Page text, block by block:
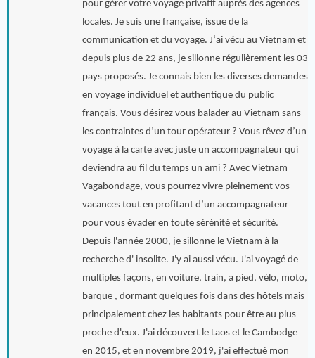
pour gérer votre voyage privatif auprès des agences
locales. Je suis une française, issue de la
communication et du voyage. J‘ai vécu au Vietnam et
depuis plus de 22 ans, je sillonne régulièrement les 03
pays proposés. Je connais bien les diverses demandes
en voyage individuel et authentique du public
français. Vous désirez vous balader au Vietnam sans
les contraintes d’un tour opérateur ? Vous rêvez d’un
voyage à la carte avec juste un accompagnateur qui
deviendra au fil du temps un ami ? Avec Vietnam
Vagabondage, vous pourrez vivre pleinement vos
vacances tout en profitant d’un accompagnateur
pour vous évader en toute sérénité et sécurité.
Depuis l'année 2000, je sillonne le Vietnam à la
recherche d' insolite. J'y ai aussi vécu. J'ai voyagé de
multiples façons, en voiture, train, a pied, vélo, moto,
barque , dormant quelques fois dans des hôtels mais
principalement chez les habitants pour être au plus
proche d'eux. J'ai découvert le Laos et le Cambodge
en 2015, et en novembre 2019, j'ai effectué mon